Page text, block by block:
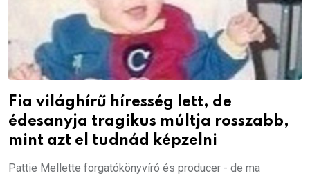
Fia világhírű híresség lett, de
édesanyja tragikus múltja rosszabb,
mint azt el tudnád képzelni
Pattie Mellette forgatókönyvíró és producer - de ma